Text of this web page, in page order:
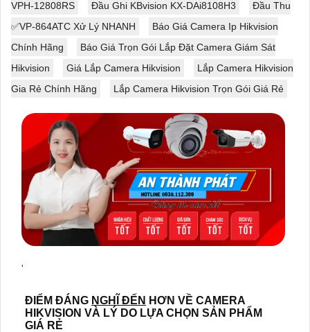
VPH-12808RS
Đầu Ghi KBvision KX-DAi8108H3
Đầu Thu
✅VP-864ATC Xử Lý NHANH
Báo Giá Camera Ip Hikvision
Chính Hãng
Báo Giá Trọn Gói Lắp Đặt Camera Giám Sát
Hikvision
Giá Lắp Camera Hikvision
Lắp Camera Hikvision
Gia Rẻ Chính Hãng
Lắp Camera Hikvision Trọn Gói Giá Rẻ
'
ĐIỂM ĐÁNG NGHĨ ĐẾN HƠN VỀ CAMERA
HIKVISION VÀ LÝ DO LỰA CHỌN SẢN PHẨM
GIÁ RẺ